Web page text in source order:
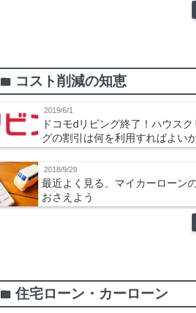
folder コスト削減の知恵
2019/6/1
ドコモdリビング終了！ハウス
グの割引は何を利用すればよい
2018/9/29
最近よく見る、マイカーローン
おさえよう
folder住宅ローン・カーローン